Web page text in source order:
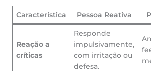
Característica Pessoa Reativa
Reação a
críticas
Responde
impulsivamente,
com irritação ou
defesa.